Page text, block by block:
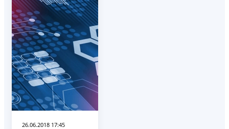
26.06.2018 17:45